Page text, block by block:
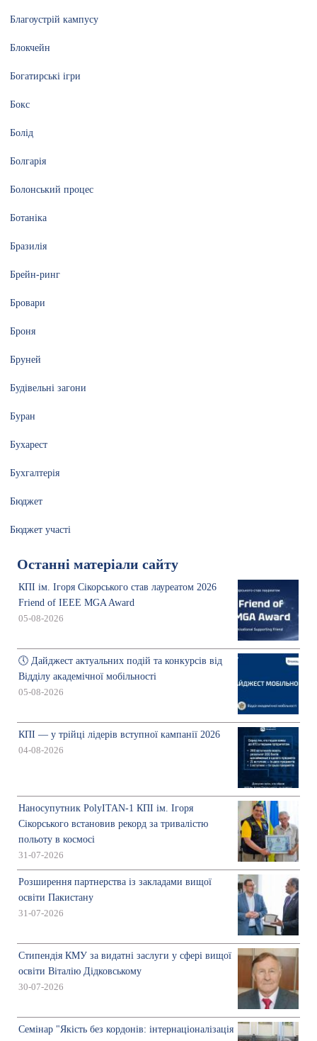
Благоустрій кампусу
Блокчейн
Богатирські ігри
Бокс
Болід
Болгарія
Болонський процес
Ботаніка
Бразилія
Брейн-ринг
Бровари
Броня
Бруней
Будівельні загони
Буран
Бухарест
Бухгалтерія
Бюджет
Бюджет участі
Останні матеріали сайту
КПІ ім. Ігоря Сікорського став лауреатом 2026
Friend of IEEE MGA Award
05-08-2026
🕔 Дайджест актуальних подій та конкурсів від
Відділу академічної мобільності
05-08-2026
КПІ — у трійці лідерів вступної кампанії 2026
04-08-2026
Наносупутник PolyITAN-1 КПІ ім. Ігоря
Сікорського встановив рекорд за тривалістю
польоту в космосі
31-07-2026
Розширення партнерства із закладами вищої
освіти Пакистану
31-07-2026
Стипендія КМУ за видатні заслуги у сфері вищої
освіти Віталію Дідковському
30-07-2026
Семінар "Якість без кордонів: інтернаціоналізація